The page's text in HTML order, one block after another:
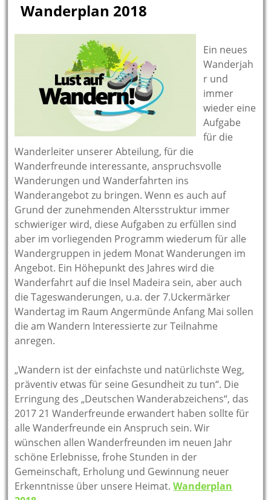
Wanderplan 2018
Ein neues
Wanderjah
r und
immer
wieder eine
Aufgabe
für die
Wanderleiter unserer Abteilung, für die
Wanderfreunde interessante, anspruchsvolle
Wanderungen und Wanderfahrten ins
Wanderangebot zu bringen. Wenn es auch auf
Grund der zunehmenden Altersstruktur immer
schwieriger wird, diese Aufgaben zu erfüllen sind
aber im vorliegenden Programm wiederum für alle
Wandergruppen in jedem Monat Wanderungen im
Angebot. Ein Höhepunkt des Jahres wird die
Wanderfahrt auf die Insel Madeira sein, aber auch
die Tageswanderungen, u.a. der 7.Uckermärker
Wandertag im Raum Angermünde Anfang Mai sollen
die am Wandern Interessierte zur Teilnahme
anregen.
„Wandern ist der einfachste und natürlichste Weg,
präventiv etwas für seine Gesundheit zu tun“. Die
Erringung des „Deutschen Wanderabzeichens“, das
2017 21 Wanderfreunde erwandert haben sollte für
alle Wanderfreunde ein Anspruch sein. Wir
wünschen allen Wanderfreunden im neuen Jahr
schöne Erlebnisse, frohe Stunden in der
Gemeinschaft, Erholung und Gewinnung neuer
Erkenntnisse über unsere Heimat.Wanderplan